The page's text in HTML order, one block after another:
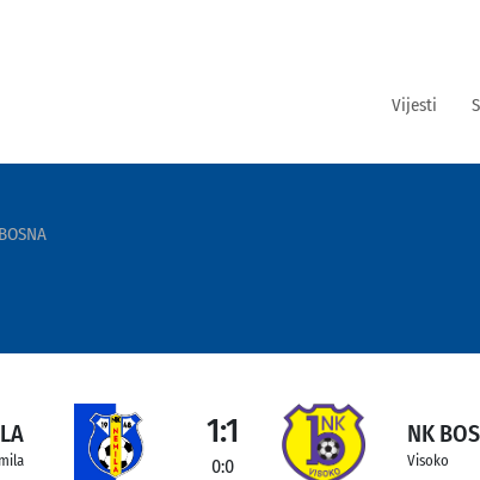
Vijesti
1:1
0:0
NK
Visoko